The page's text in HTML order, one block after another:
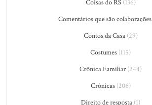
Coisas do RS(136)
Comentários que são colaborações
Contos da Casa(29)
Costumes (115)
Crônica Familiar (244)
Crônicas(206)
Direito de resposta (1)